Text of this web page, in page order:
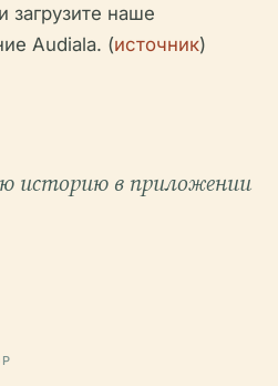
загрузите наше
Audiala. (источник)
историю в приложении